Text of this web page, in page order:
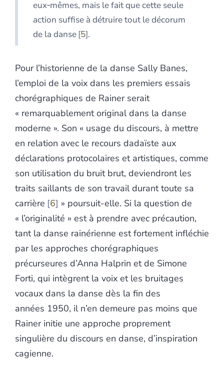
eux‑mêmes, mais le fait que cette seule
action suffise à détruire tout le décorum
de la danse 5 .
Pour l’historienne de la danse Sally Banes,
l’emploi de la voix dans les premiers essais
chorégraphiques de Rainer serait
« remarquablement original dans la danse
moderne ». Son « usage du discours, à mettre
en relation avec le recours dadaïste aux
déclarations protocolaires et artistiques, comme
son utilisation du bruit brut, deviendront les
traits saillants de son travail durant toute sa
carrière 6 » poursuit-elle. Si la question de
« l’originalité » est à prendre avec précaution,
tant la danse rainérienne est fortement infléchie
par les approches chorégraphiques
précurseures d’Anna Halprin et de Simone
Forti, qui intègrent la voix et les bruitages
vocaux dans la danse dès la fin des
années 1950, il n’en demeure pas moins que
Rainer initie une approche proprement
singulière du discours en danse, d’inspiration
cagienne.